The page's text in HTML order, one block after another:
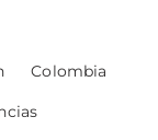
Colombia